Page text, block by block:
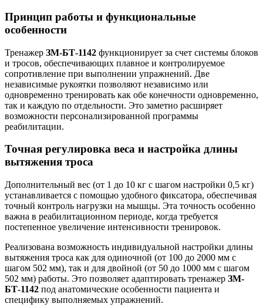
Принцип работы и функциональные
особенности
Тренажер ЗМ-БТ-1142 функционирует за счет системы блоков
и тросов, обеспечивающих плавное и контролируемое
сопротивление при выполнении упражнений. Две
независимые рукоятки позволяют независимо или
одновременно тренировать как обе конечности одновременно,
так и каждую по отдельности. Это заметно расширяет
возможности персонализированной программы
реабилитации.
Точная регулировка веса и настройка длины
вытяжения троса
Дополнительный вес (от 1 до 10 кг с шагом настройки 0,5 кг)
устанавливается с помощью удобного фиксатора, обеспечивая
точный контроль нагрузки на мышцы. Эта точность особенно
важна в реабилитационном периоде, когда требуется
постепенное увеличение интенсивности тренировок.
Реализована возможность индивидуальной настройки длины
вытяжения троса как для одиночной (от 100 до 2000 мм с
шагом 502 мм), так и для двойной (от 50 до 1000 мм с шагом
502 мм) работы. Это позволяет адаптировать тренажер ЗМ-
БТ-1142 под анатомические особенности пациента и
специфику выполняемых упражнений.